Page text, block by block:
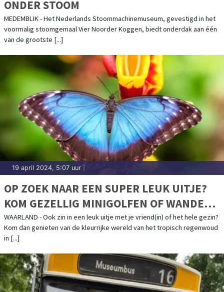
ONDER STOOM
MEDEMBLIK - Het Nederlands Stoommachinemuseum, gevestigd in het
voormalig stoomgemaal Vier Noorder Koggen, biedt onderdak aan één
van de grootste [...]
19 april 2024, 5:07 uur
OP ZOEK NAAR EEN SUPER LEUK UITJE?
KOM GEZELLIG MINIGOLFEN OF WANDEL
TUSSEN DE MOOISTE VLINDERS IN
VLINDORADO
WAARLAND - Ook zin in een leuk uitje met je vriend(in) of het hele gezin?
Kom dan genieten van de kleurrijke wereld van het tropisch regenwoud
in [...]